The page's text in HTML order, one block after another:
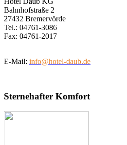
Bahnhofstraße 2
27432 Bremervörde
Tel.: 04761-3086
Fax: 04761-2017
E-Mail: info@hotel-daub.de
Sternehafter Komfort